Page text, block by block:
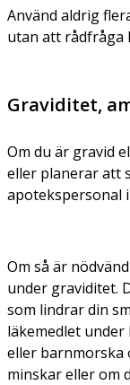
Använd aldrig
utan att rådfråga
Graviditet,
Om du är gravid
eller planerar att
apotekspersonal
Om så är
under graviditet.
som lindrar din
läkemedlet
eller barnmorska
minskar eller om